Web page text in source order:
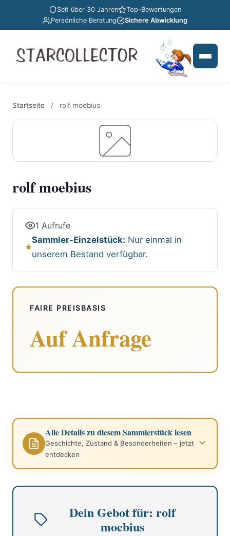
Seit über 30 Jahren
Top-Bewertungen
Persönliche Beratung
Sichere Abwicklung
Startseite / rolf moebius
rolf moebius
1 Aufrufe
Sammler-Einzelstück: Nur einmal in
unserem Bestand verfügbar.
FAIRE PREISBASIS
Auf Anfrage
Alle Details zu diesem Sammlerstück lesen
Geschichte, Zustand & Besonderheiten – jetzt
entdecken
Dein Gebot für: rolf
moebius